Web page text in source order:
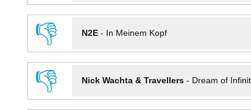
👎
N2E- In Meinem Kopf
👎
Nick Wachta & Travellers- Dream of